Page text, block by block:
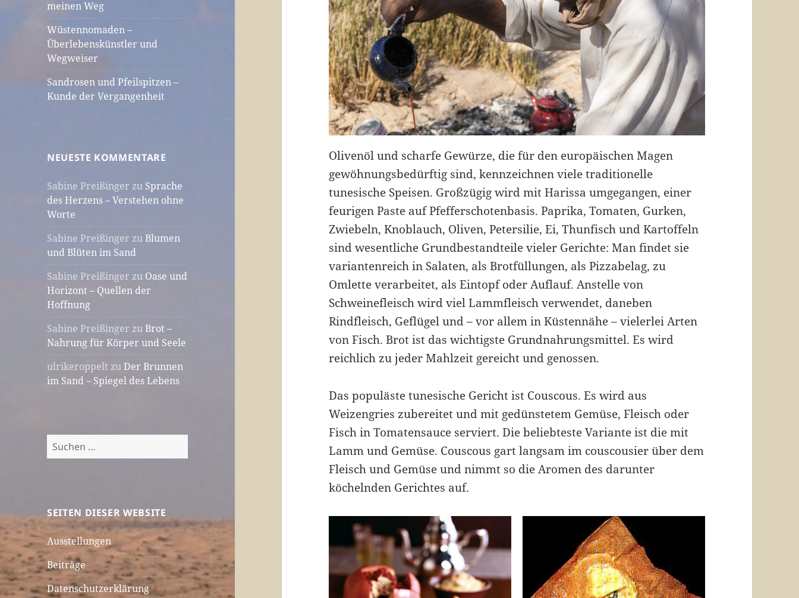
meinen Weg
Wüstennomaden –
Überlebenskünstler und
Wegweiser
Sandrosen und Pfeilspitzen –
Kunde der Vergangenheit
NEUESTE KOMMENTARE
Sabine Preißinger zu Sprache
des Herzens – Verstehen ohne
Worte
Sabine Preißinger zuBlumen
und Blüten im Sand
Sabine Preißinger zu Oase und
Horizont – Quellen der
Hoffnung
Sabine Preißinger zuBrot –
Nahrung für Körper und Seele
ulrikeroppelt zuDer Brunnen
im Sand – Spiegel des Lebens
Suchen
nach:
SEITEN DIESER WEBSITE
Ausstellungen
Beiträge
Datenschutzerklärung
Olivenöl und scharfe Gewürze, die für den europäischen Magen
gewöhnungsbedürftig sind, kennzeichnen viele traditionelle
tunesische Speisen. Großzügig wird mit Harissa umgegangen, einer
feurigen Paste auf Pfefferschotenbasis. Paprika, Tomaten, Gurken,
Zwiebeln, Knoblauch, Oliven, Petersilie, Ei, Thunfisch und Kartoffeln
sind wesentliche Grundbestandteile vieler Gerichte: Man findet sie
variantenreich in Salaten, als Brotfüllungen, als Pizzabelag, zu
Omlette verarbeitet, als Eintopf oder Auflauf. Anstelle von
Schweinefleisch wird viel Lammfleisch verwendet, daneben
Rindfleisch, Geflügel und – vor allem in Küstennähe – vielerlei Arten
von Fisch. Brot ist das wichtigste Grundnahrungsmittel. Es wird
reichlich zu jeder Mahlzeit gereicht und genossen.
Das populäste tunesische Gericht ist Couscous. Es wird aus
Weizengries zubereitet und mit gedünstetem Gemüse, Fleisch oder
Fisch in Tomatensauce serviert. Die beliebteste Variante ist die mit
Lamm und Gemüse. Couscous gart langsam im couscousier über dem
Fleisch und Gemüse und nimmt so die Aromen des darunter
köchelnden Gerichtes auf.